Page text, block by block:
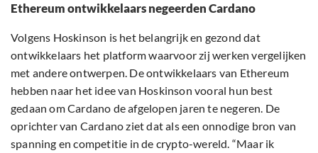
Ethereum ontwikkelaars negeerden Cardano
Volgens Hoskinson is het belangrijk en gezond dat
ontwikkelaars het platform waarvoor zij werken vergelijken
met andere ontwerpen. De ontwikkelaars van Ethereum
hebben naar het idee van Hoskinson vooral hun best
gedaan om Cardano de afgelopen jaren te negeren. De
oprichter van Cardano ziet dat als een onnodige bron van
spanning en competitie in de crypto-wereld. “Maar ik